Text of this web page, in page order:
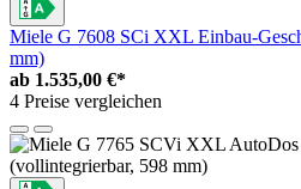
Miele G 7608 SCi XXL Einbau-
mm)
ab 1.535,00 €*
4 Preise vergleichen